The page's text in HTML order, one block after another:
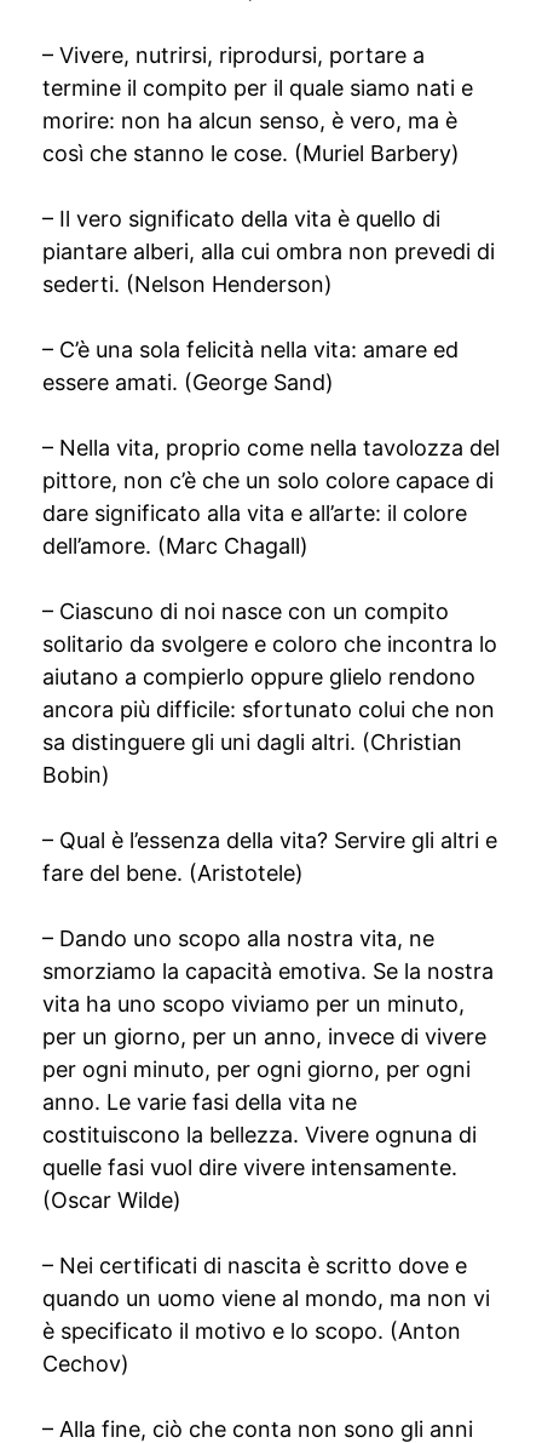
– Vivere, nutrirsi, riprodursi, portare a
termine il compito per il quale siamo nati e
morire: non ha alcun senso, è vero, ma è
così che stanno le cose. (Muriel Barbery)
– Il vero significato della vita è quello di
piantare alberi, alla cui ombra non prevedi di
sederti. (Nelson Henderson)
– C’è una sola felicità nella vita: amare ed
essere amati. (George Sand)
– Nella vita, proprio come nella tavolozza del
pittore, non c’è che un solo colore capace di
dare significato alla vita e all’arte: il colore
dell’amore. (Marc Chagall)
– Ciascuno di noi nasce con un compito
solitario da svolgere e coloro che incontra lo
aiutano a compierlo oppure glielo rendono
ancora più difficile: sfortunato colui che non
sa distinguere gli uni dagli altri. (Christian
Bobin)
– Qual è l’essenza della vita? Servire gli altri e
fare del bene. (Aristotele)
– Dando uno scopo alla nostra vita, ne
smorziamo la capacità emotiva. Se la nostra
vita ha uno scopo viviamo per un minuto,
per un giorno, per un anno, invece di vivere
per ogni minuto, per ogni giorno, per ogni
anno. Le varie fasi della vita ne
costituiscono la bellezza. Vivere ognuna di
quelle fasi vuol dire vivere intensamente.
(Oscar Wilde)
– Nei certificati di nascita è scritto dove e
quando un uomo viene al mondo, ma non vi
è specificato il motivo e lo scopo. (Anton
Cechov)
– Alla fine, ciò che conta non sono gli anni